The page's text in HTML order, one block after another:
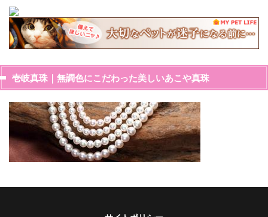
壱岐真珠｜無調色にこだわった美しいあこや真珠